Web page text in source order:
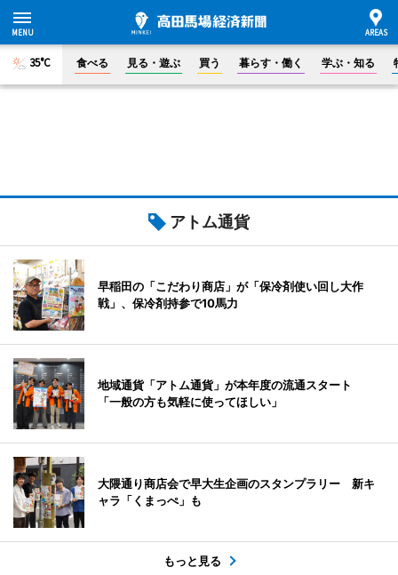
35°C 食べる 見る・遊ぶ 買う 暮らす・働く 学ぶ・知る
アトム通貨
早稲田の「こだわり商店」が「保冷剤使い回し大作
戦」、保冷剤持参で10馬力
地域通貨「アトム通貨」が本年度の流通スタート
「一般の方も気軽に使ってほしい」
大隈通り商店会で早大生企画のスタンプラリー 新キ
ャラ「くまっぺ」も
もっと見る